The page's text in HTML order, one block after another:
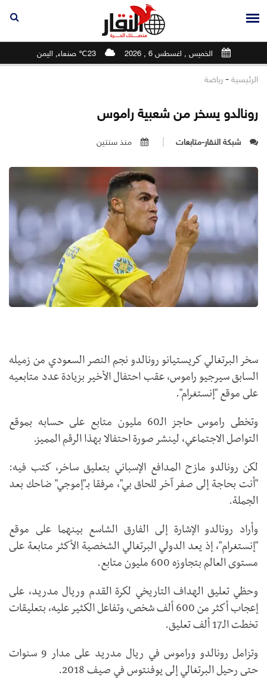
الخميس , اغسطس 6 , 2026 23℃ صنعاء, اليمن
الرئيسية - رياضة
رونالدو يسخر من شعبية راموس
شبكة النقار-متابعات منذ سنتين
سخر البرتغالي كريستيانو رونالدو نجم النصر السعودي من زميله
السابق سيرجيو راموس، عقب احتفال الأخير بزيادة عدد متابعيه
على موقع "إنستغرام".
وتخطى راموس حاجز الـ60 مليون متابع على حسابه بموقع
التواصل الاجتماعي، لينشر صورة احتفالا بهذا الرقم المميز.
لكن رونالدو مازح المدافع الإسباني بتعليق ساخر، كتب فيه:
"أنت بحاجة إلى صفر آخر للحاق بي"، مرفقا بـ"إموجي" ضاحك بعد
الجملة.
وأراد رونالدو الإشارة إلى الفارق الشاسع بينهما على موقع
"إنستغرام"، إذ يعد الدولي البرتغالي الشخصية الأكثر متابعة على
مستوى العالم بتجاوزه 600 مليون متابع.
وحظي تعليق الهداف التاريخي لكرة القدم وريال مدريد، على
إعجاب أكثر من 600 ألف شخص، وتفاعل الكثير عليه، بتعليقات
تخطت الـ17 ألف تعليق.
وتزامل رونالدو وراموس في ريال مدريد على مدار 9 سنوات
حتى رحيل البرتغالي إلى يوفنتوس في صيف 2018.